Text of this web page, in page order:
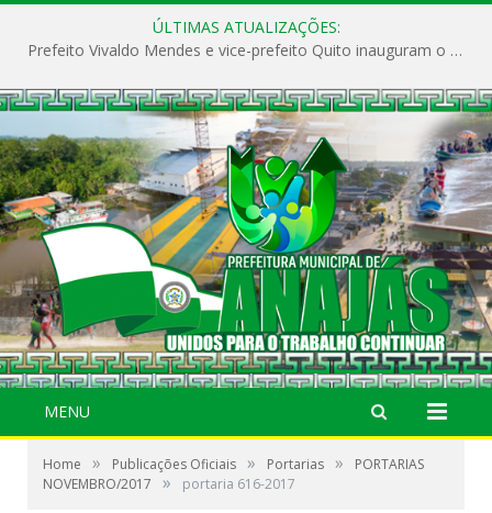
ÚLTIMAS ATUALIZAÇÕES:
Prefeito Vivaldo Mendes e vice-prefeito Quito inauguram o CAPS e fortalecem a saúde pública em Anajás.
MENU
Home » Publicações Oficiais » Portarias »
PORTARIAS
NOVEMBRO/2017
» portaria 616-2017